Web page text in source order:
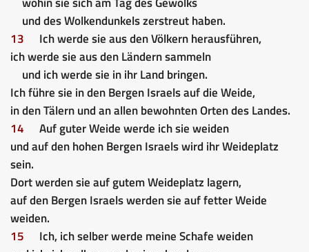
und des Wolkendunkels zerstreut haben.
13
Ich werde sie aus den Völkern herausführen,
ich werde sie aus den Ländern sammeln
und ich werde sie in ihr Land bringen.
Ich führe sie in den Bergen Israels auf die Weide,
in den Tälern und an allen bewohnten Orten des Landes.
14
Auf guter Weide werde ich sie weiden
und auf den hohen Bergen Israels wird ihr Weideplatz
sein.
Dort werden sie auf gutem Weideplatz lagern,
auf den Bergen Israels werden sie auf fetter Weide
weiden.
15
Ich, ich selber werde meine Schafe weiden